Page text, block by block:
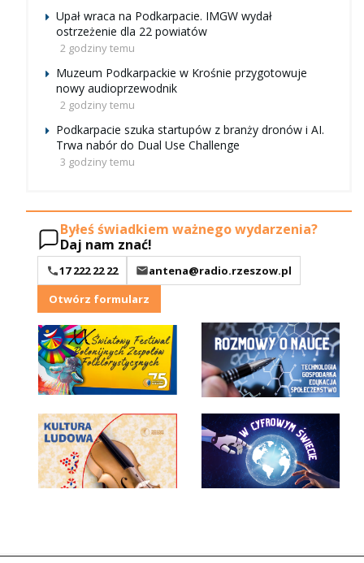
Upał wraca na Podkarpacie. IMGW wydał
ostrzeżenie dla 22 powiatów
2 godziny temu
Muzeum Podkarpackie w Krośnie przygotowuje
nowy audioprzewodnik
2 godziny temu
Podkarpacie szuka startupów z branży dronów i AI.
Trwa nabór do Dual Use Challenge
3 godziny temu
Byłeś świadkiem ważnego wydarzenia?
Daj nam znać!
17 222 22 22
antena@radio.rzeszow.pl
Otwórz formularz